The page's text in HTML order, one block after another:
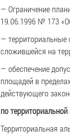
— Ограничение
19.06.1996 № 173
— территориальные
сложившейся на
— обеспечение
площадей в
действующего
по
Территориальная